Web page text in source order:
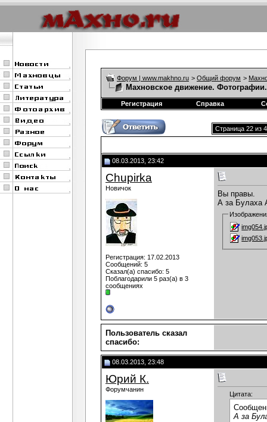
Форум | www.makhno.ru > Общий форум >
Махновское движение. Фотографии.
Регистрация Справка
Страница 22 из
08.03.2013, 23:42
Chupirka
Новичок
Регистрация: 17.02.2013
Сообщений: 5
Сказал(а) спасибо: 5
Поблагодарили 5 раз(а) в 3
сообщениях
Вы правы.
А за Булаха
Пользователь сказал
cпасибо:
08.03.2013, 23:48
Юрий К.
Форумчанин
Цитата:
А за